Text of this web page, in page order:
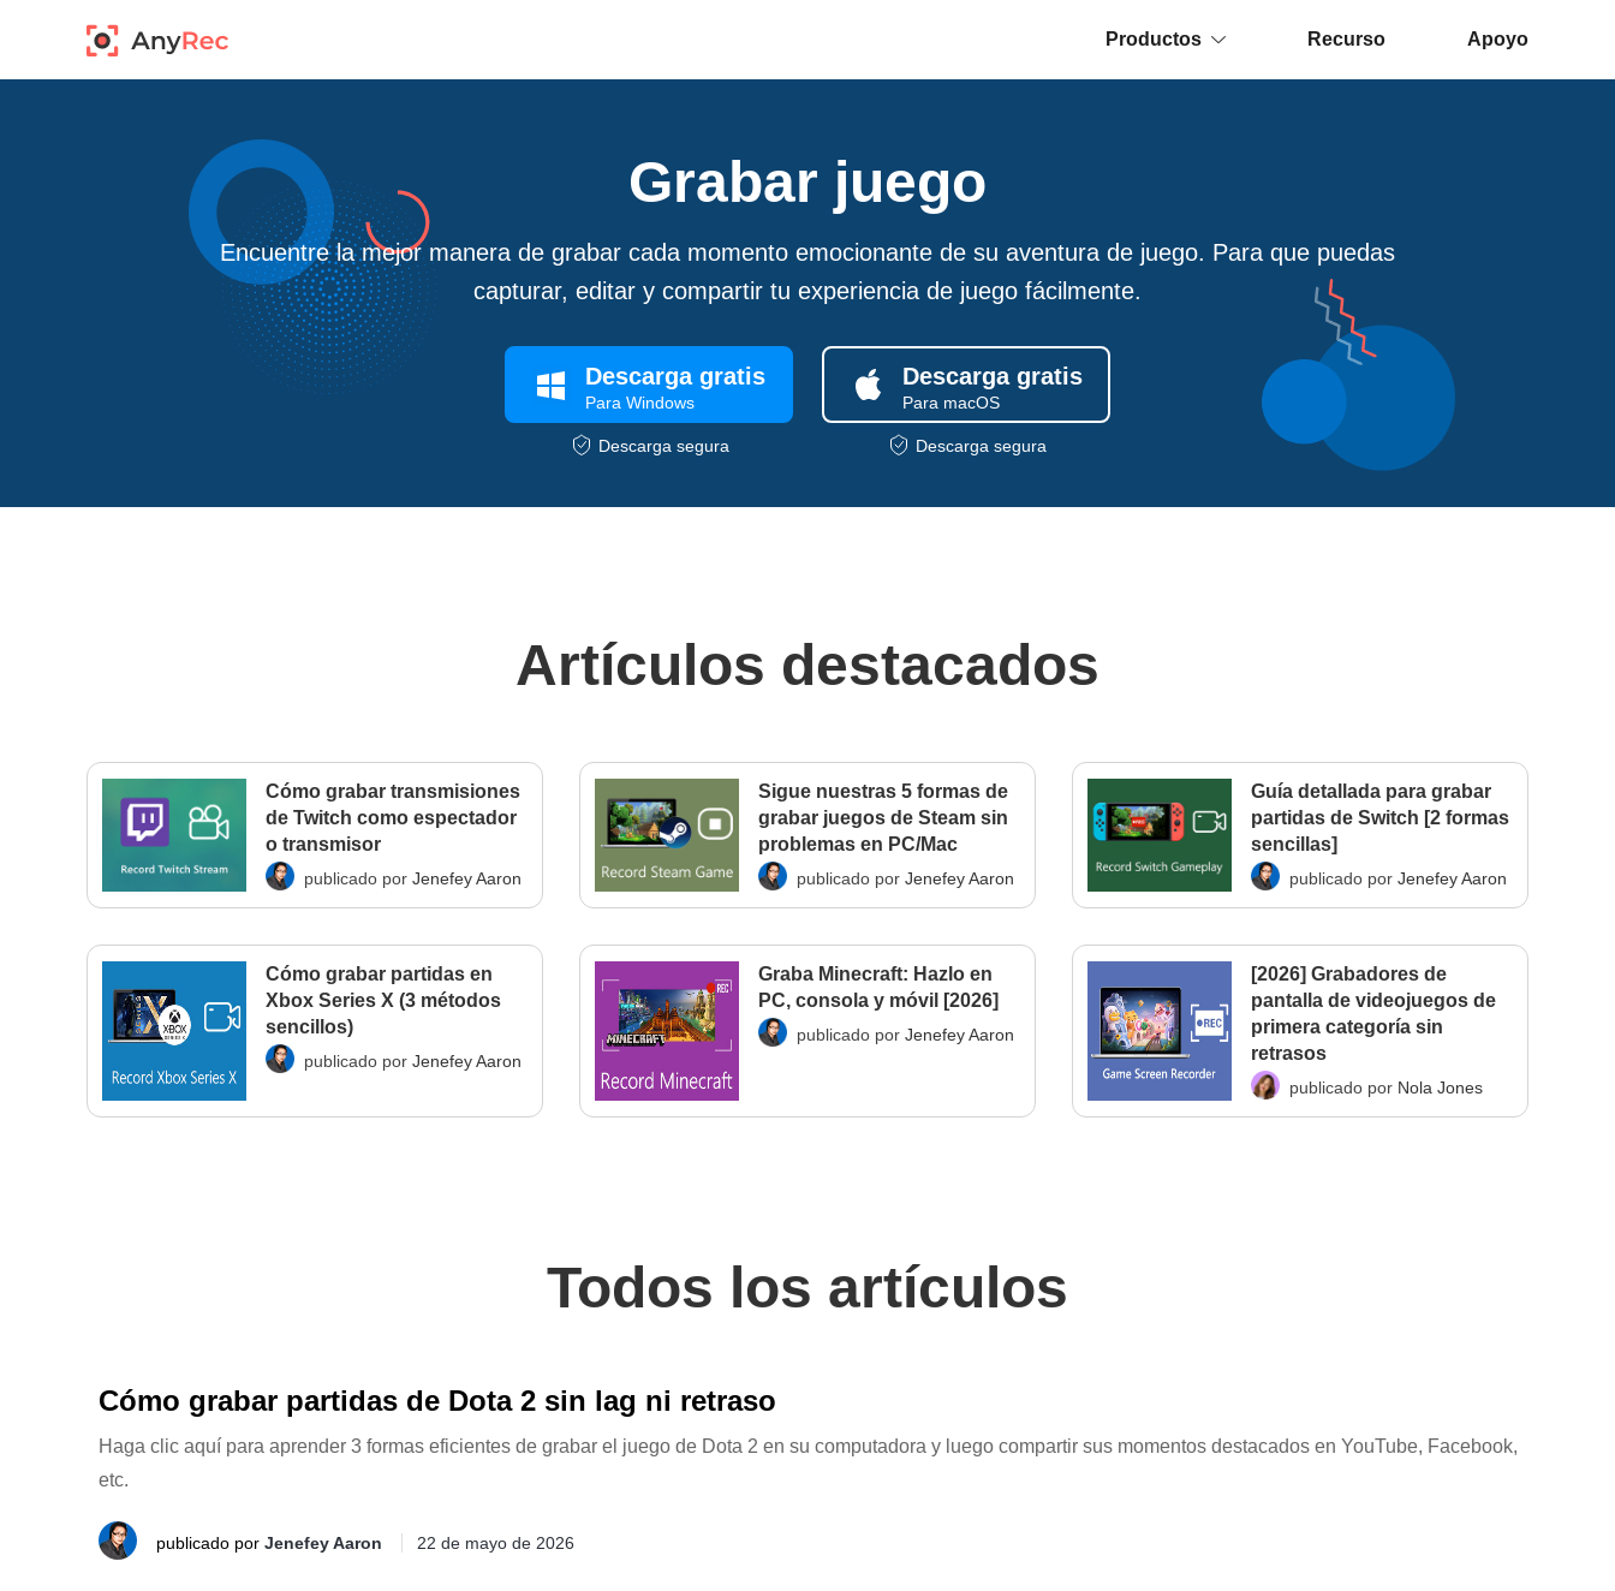
Productos Recurso Apoyo
Grabar juego
Encuentre la mejor manera de grabar cada momento emocionante de su aventura de juego. Para que puedas
capturar, editar y compartir tu experiencia de juego fácilmente.
Descarga gratis
Para Windows
Descarga segura
Descarga gratis
Para macOS
Descarga segura
Artículos destacados
Cómo grabar transmisiones
de Twitch como espectador
o transmisor
publicado por Jenefey Aaron
Sigue nuestras 5 formas de
grabar juegos de Steam sin
problemas en PC/Mac
publicado por Jenefey Aaron
Guía detallada para grabar
partidas de Switch [2 formas
sencillas]
publicado por Jenefey Aaron
Cómo grabar partidas en
Xbox Series X (3 métodos
sencillos)
publicado por Jenefey Aaron
Graba Minecraft: Hazlo en
PC, consola y móvil [2026]
publicado por Jenefey Aaron
[2026] Grabadores de
pantalla de videojuegos de
primera categoría sin
retrasos
publicado por Nola Jones
Todos los artículos
Cómo grabar partidas de Dota 2 sin lag ni retraso
Haga clic aquí para aprender 3 formas eficientes de grabar el juego de Dota 2 en su computadora y luego compartir sus momentos destacados en YouTube, Facebook,
etc.
publicado por Jenefey Aaron 22 de mayo de 2026